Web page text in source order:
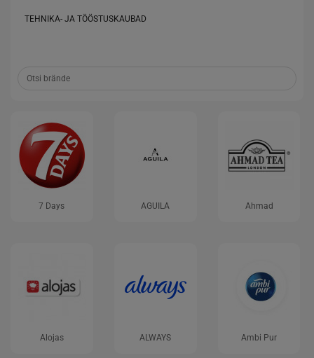
TEHNIKA- JA TÖÖSTUSKAUBAD
7 Days AGUILA Ahmad
Alojas ALWAYS Ambi Pur